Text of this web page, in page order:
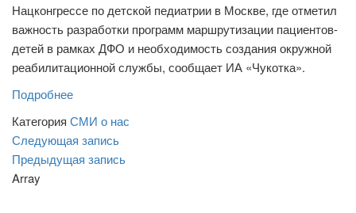
Нацконгрессе по детской педиатрии в Москве, где отметил
важность разработки программ маршрутизации пациентов-
детей в рамках ДФО и необходимость создания окружной
реабилитационной службы, сообщает ИА «Чукотка».
Подробнее
Категория СМИ о нас
Навигация
по
записям
Следующая записьСледующая
запись
Предыдущая записьПредыдущая
Array